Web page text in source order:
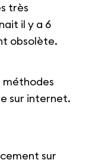
très
il y a 6
obsolète.
méthodes
sur internet.
sur